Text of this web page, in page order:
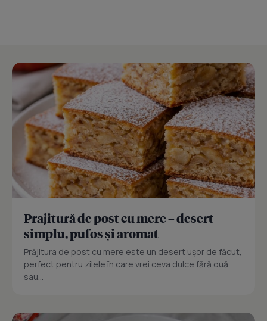
Prajitură de post cu mere – desert
simplu, pufos și aromat
Prăjitura de post cu mere este un desert ușor de făcut,
perfect pentru zilele în care vrei ceva dulce fără ouă
sau...